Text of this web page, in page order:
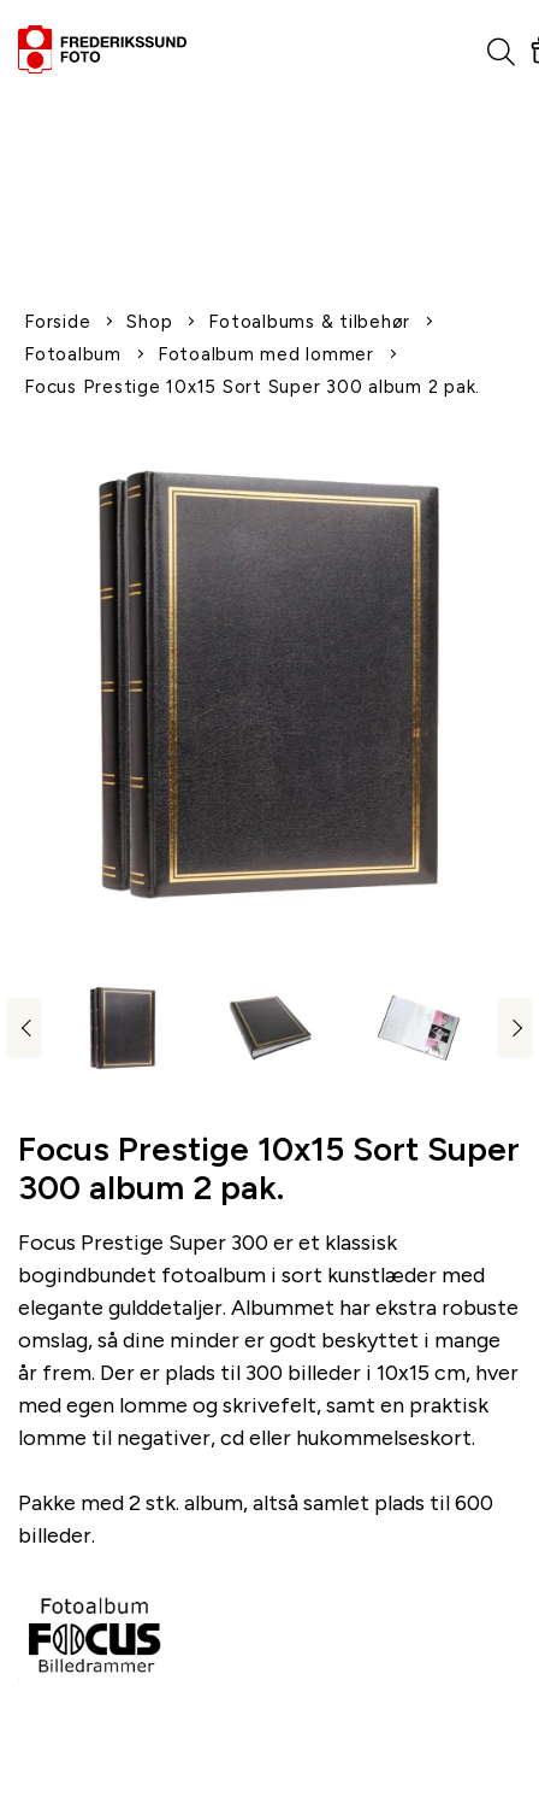
Forside Shop
Fotoalbums & tilbehør
Fotoalbum
Fotoalbum med lommer
Focus Prestige 10x15 Sort Super 300 album 2 pak.
Focus Prestige 10x15 Sort Super
300 album 2 pak.
Focus Prestige Super 300 er et klassisk
bogindbundet fotoalbum i sort kunstlæder med
elegante gulddetaljer. Albummet har ekstra robuste
omslag, så dine minder er godt beskyttet i mange
år frem. Der er plads til 300 billeder i 10x15 cm, hver
med egen lomme og skrivefelt, samt en praktisk
lomme til negativer, cd eller hukommelseskort.
Pakke med 2 stk. album, altså samlet plads til 600
billeder.